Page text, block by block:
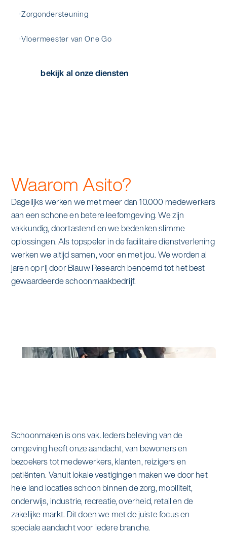
Zorgondersteuning
Vloermeester van One Go
bekijk al onze diensten
Waarom Asito?
Dagelijks werken we met meer dan 10.000 medewerkers
aan een schone en betere leefomgeving. We zijn
vakkundig, doortastend en we bedenken slimme
oplossingen. Als topspeler in de facilitaire dienstverlening
werken we altijd samen, voor en met jou. We worden al
jaren op rij door Blauw Research benoemd tot het best
gewaardeerde schoonmaakbedrijf.
Schoonmaken is ons vak. Ieders beleving van de
omgeving heeft onze aandacht, van bewoners en
bezoekers tot medewerkers, klanten, reizigers en
patiënten. Vanuit lokale vestigingen maken we door het
hele land locaties schoon binnen de zorg, mobiliteit,
onderwijs, industrie, recreatie, overheid, retail en de
zakelijke markt. Dit doen we met de juiste focus en
speciale aandacht voor iedere branche.